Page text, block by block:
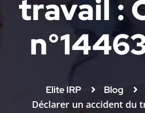
travail :
Elite IRP Blog
Déclarer un accident du